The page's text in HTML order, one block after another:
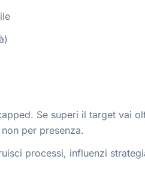
Se superi il target vai
per presenza.
processi, influenzi